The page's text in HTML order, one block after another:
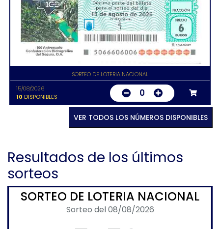
SORTEO DE LOTERIA NACIONAL
15/08/2026
10 DISPONIBLES 0
VER TODOS LOS NÚMEROS DISPONIBLES
Resultados de los últimos
sorteos
SORTEO DE LOTERIA NACIONAL
Sorteo del 08/08/2026